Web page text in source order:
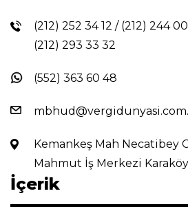
(212) 252 34 12 / (212) 244
(212) 293 33 32
(552) 363 60 48
Kemankeş Mah Necatibey
Mahmut İş Merkezi
İçerik